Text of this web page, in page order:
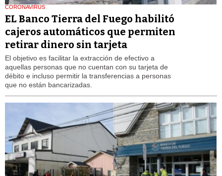
CORONAVIRUS
EL Banco Tierra del Fuego habilitó
cajeros automáticos que permiten
retirar dinero sin tarjeta
El objetivo es facilitar la extracción de efectivo a
aquellas personas que no cuentan con su tarjeta de
débito e incluso permitir la transferencias a personas
que no están bancarizadas.